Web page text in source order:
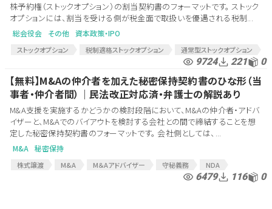
株予約権（ストックオプション）の割当契約書のフォーマットです。 ストック
オプションには、割当を受ける側が税金面で取扱いを優遇される税制...
総会役会 その他 資本政策・IPO
ストックオプション 税制適格ストックオプション
通常型ストックオプション
有償型ストックオプション
ストック・オプション
税制適格ストック・オプション
税制非適格ストック・オプション
通常型ストック・オプション
ストック
9724 221 0
【無料】M&Aの仲介者を加えた秘密保持契約書のひな形（当
事者・仲介者間）｜民法改正対応済・弁護士の解説あり
M&A支援を実施するかどうかの検討段階において、M&Aの仲介者・アドバ
イザーと、M&Aでのバイアウトを検討する会社との間で締結することを想
定した秘密保持契約書のフォーマットです。 会社側としては、...
M&A 秘密保持
株式譲渡 M&A M＆Aアドバイザー 守秘義務
NDA
6479 116 0